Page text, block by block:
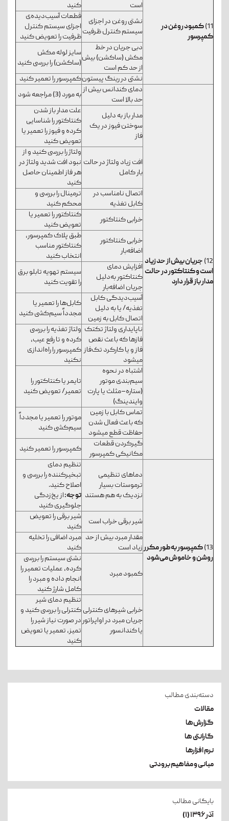
11) کمبود روغن در
کمپرسور
است
کنید
نشتی روغن در اجزای
سیستم کنترل ظرفیت
قطعات آسیب‌دیده‌ی
اجزای سیستم کنترل
ظرفیت را تعویض کنید
دبی جریان در خط
مکش (ساکشن) بیش
از حد کم است
سایز لوله مکش
(ساکشن) را بررسی کنید
نشتی در رینگ پیستونکمپرسور را تعمیر کنید
12) جریان بیش از حد زیاد
است و کنتاکتور در حالت
مدار باز قرار دارد
دمای کندانس بیش از
حد بالا است
به مورد (3) مراجعه شود
مدار باز به دلیل
سوختن فیوز در یک
فاز
علت مدار باز شدن
کنتاکتور را شناسایی
کرده و فیوز را تعمیر یا
تعویض کنید
افت زیاد ولتاژ در حالت
بار کامل
ولتاژ را بررسی کنید و از
نبود افت شدید ولتاژ در
هر فاز اطمینان حاصل
کنید
اتصال نامناسب در
کابل تغذیه
ترمینال را بررسی و
محکم کنید
خرابی کنتاکتور
کنتاکتور را تعمیر یا
تعویض کنید
خرابی کنتاکتور
اضافه‌بار
طبق پلاک کمپرسور،
کنتاکتور مناسب
انتخاب کنید
افزایش دمای
کنتاکتور به‌دلیل
جریان اضافه‌بار
سیستم تهویه تابلو برق
را تقویت کنید
آسیب‌دیدگی کابل
تغذیه/ یا به دلیل
اتصال کابل به زمین
کابل‌ها را تعمیر یا
مجدداً سیم‌کشی کنید
ناپایداری ولتاژ تک­تک
فازها که باعث نقص
فاز و یا کارکرد تک‌فاز
می­شود
ولتاژ تغذیه را بررسی
کرده و تا رفع عیب،
کمپرسور را راه‌اندازی
نکنید
اشتباه در نحوه
سیم‌بندی موتور
(ستاره–مثلث یا پارت
وایندینگ)
تایمر یا کنتاکتور را
تعمیر/ تعویض کنید
تماس کابل با زمین
که باعث فعال شدن
حفاظت قطع می­شود
موتور را تعمیر یا مجدداً
سیم‌کشی کنید
گیرکردن قطعات
مکانیکی کمپرسور
کمپرسور را تعمیر کنید
13) کمپرسور به‌طور مکرر
روشن و خاموش می‌شود
دماهای تنظیمی
ترموستات بسیار
نزدیک به هم هستند
تنظیم دمای
تبخیرکننده را بررسی و
اصلاح کنید.
توجه:از یخ‌زدگی
جلوگیری کنید
شیر برقی خراب است
شیر برقی را تعویض
کنید
مقدار مبرد بیش از حد
زیاد است
مبرد اضافی را تخلیه
کنید
کمبود مبرد
نشتی سیستم را بررسی
کرده، عملیات تعمیر را
انجام داده و مبرد را
کامل شارژ کنید
خرابی شیرهای کنترلی
جریان مبرد در اواپراتور
یا کندانسور
تنظیم دمای شیر
کنترلی را بررسی کنید و
در صورت نیاز شیر را
تمیز، تعمیر یا تعویض
کنید
دسته‌بندی مطالب
مقالات
گزارش‌ها
گارانتی ها
نرم افزارها
مبانی و مفاهیم برودتی
بایگانی مطالب
آذر۱۳۹۶ (۱)